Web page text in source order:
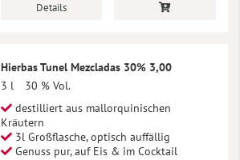
Details
Hierbas Tunel Mezcladas 30% 3,00
3 l
30 % Vol.
destilliert aus mallorquinischen
Kräutern
3l Großflasche, optisch auffällig
Genuss pur, auf Eis & im Cocktail